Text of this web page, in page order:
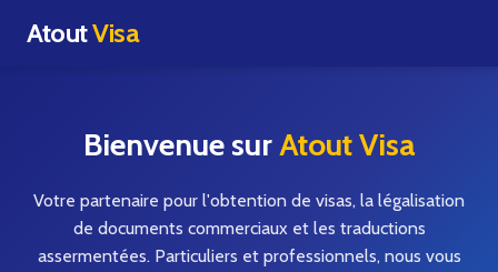
AtoutVisa
Bienvenue surAtout Visa
Votre partenaire pour l'obtention de visas, la légalisation
de documents commerciaux et les traductions
assermentées. Particuliers et professionnels, nous vous